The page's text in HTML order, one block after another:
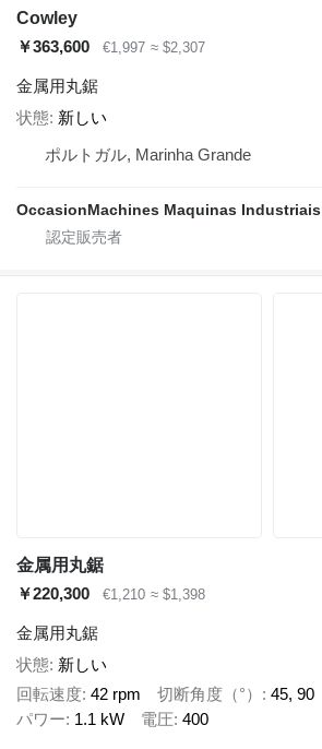
Cowley
￥363,600
€1,997 ≈ $2,307
金属用丸鋸
状態 新しい
ポルトガル, Marinha Grande
OccasionMachines Maquinas Industriais
金属用丸鋸
￥220,300
€1,210 ≈ $1,398
金属用丸鋸
状態 新しい
回転速度 42 rpm 切断角度（°）
45, 90
パワー 1.1 kW 電圧 400